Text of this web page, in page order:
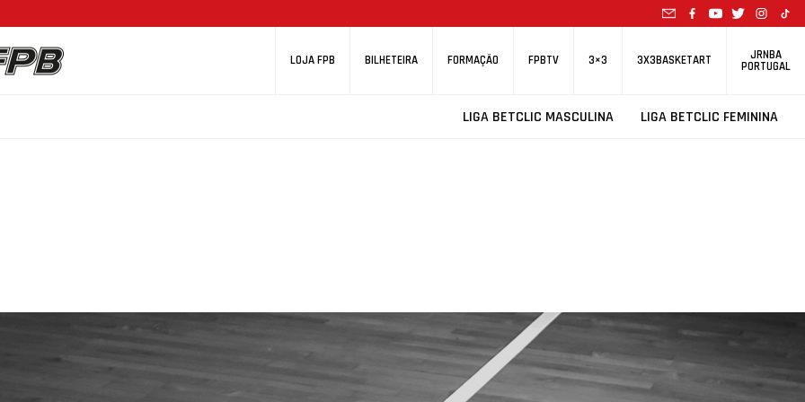
LOJA FPB BILHETEIRA FORMAÇÃO FPBTV 3×3 3X3BASKETART JRNBA
PORTUGAL
LIGA BETCLIC MASCULINA LIGA BETCLIC FEMININA